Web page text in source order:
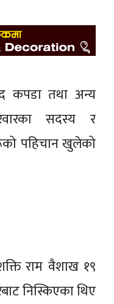
कपडा तथा अन्य
सदस्य र
पहिचान खुलेको
राम वैशाख १९
निस्किएका थिए